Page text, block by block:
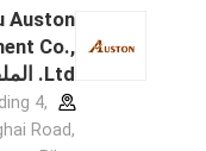
Auston
Co.,
Ltd. الملف الشركة المصنعة
4,
Road,